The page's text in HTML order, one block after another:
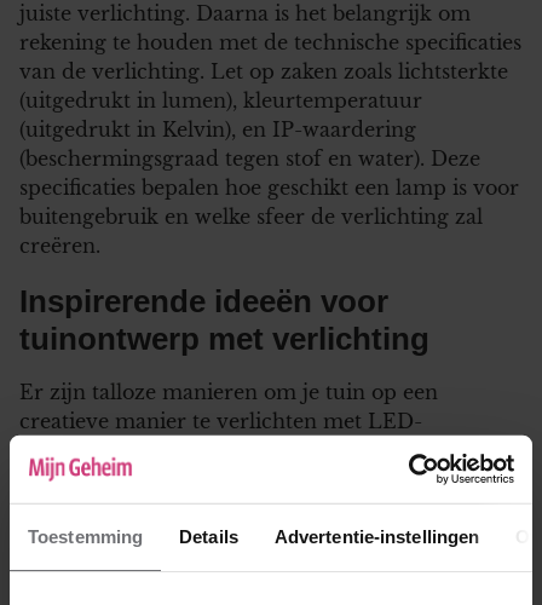
Toestemming Details Advertentie-instellingen
juiste verlichting. Daarna is het belangrijk om
rekening te houden met de technische specificaties
van de verlichting. Let op zaken zoals lichtsterkte
(uitgedrukt in lumen), kleurtemperatuur
(uitgedrukt in Kelvin), en IP-waardering
(beschermingsgraad tegen stof en water). Deze
specificaties bepalen hoe geschikt een lamp is voor
buitengebruik en welke sfeer de verlichting zal
creëren.
Inspirerende ideeën voor
tuinontwerp met verlichting
Er zijn talloze manieren om je tuin op een
creatieve manier te verlichten met LED-
verlichting. Een populaire optie is het gebruik van
grondspots langs paden en opritten. Deze zorgen
niet alleen voor een veilige doorgang maar
creëren ook een uitnodigende sfeer. Voor een
speels effect kun je LED-strips integreren onder